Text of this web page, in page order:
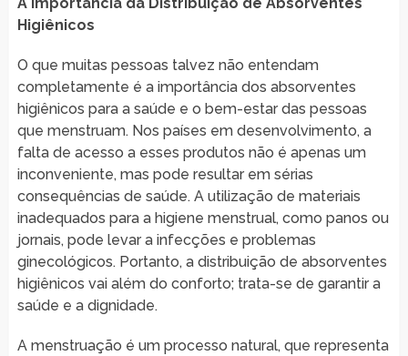
Higiênicos
O que muitas pessoas talvez não entendam
completamente é a importância dos absorventes
higiênicos para a saúde e o bem-estar das pessoas
que menstruam. Nos países em desenvolvimento, a
falta de acesso a esses produtos não é apenas um
inconveniente, mas pode resultar em sérias
consequências de saúde. A utilização de materiais
inadequados para a higiene menstrual, como panos ou
jornais, pode levar a infecções e problemas
ginecológicos. Portanto, a distribuição de absorventes
higiênicos vai além do conforto; trata-se de garantir a
saúde e a dignidade.
A menstruação é um processo natural, que representa